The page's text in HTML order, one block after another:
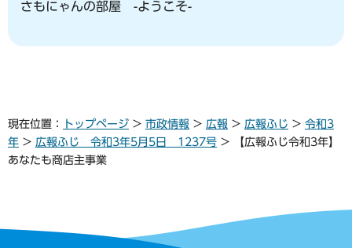
さもにゃんの部屋 -ようこそ-
現在位置： トップページ > 市政情報 > 広報 > 広報ふじ > 令和3
年 > 広報ふじ 令和3年5月5日 1237号 > 【広報ふじ令和3年】
あなたも商店主事業